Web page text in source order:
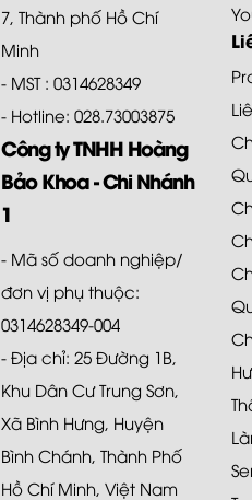
7, Thành phố Hồ Chí
Minh
- MST : 0314628349
- Hotline: 028.73003875
Công ty TNHH Hoàng
Bảo Khoa - Chi Nhánh
1
- Mã số doanh nghiệp/
đơn vị phụ thuộc:
0314628349-004
- Địa chỉ: 25 Đường 1B,
Khu Dân Cư Trung Sơn,
Xã Bình Hưng, Huyện
Bình Chánh, Thành Phố
Hồ Chí Minh, Việt Nam